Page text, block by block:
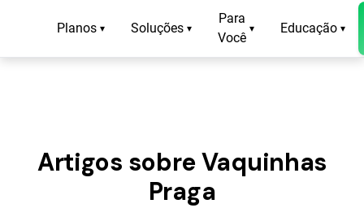
Planos ▾ Soluções ▾
Para
Você
▾ Educação ▾
Artigos sobre Vaquinhas
Praga